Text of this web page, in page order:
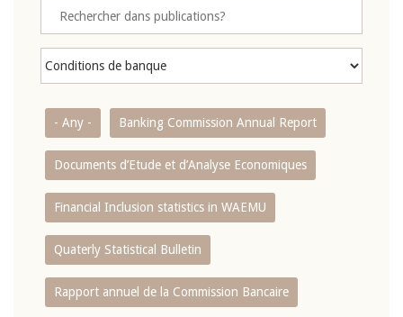
- Any - Banking Commission Annual Report
Documents d’Etude et d’Analyse Economiques
Financial Inclusion statistics in WAEMU
Quaterly Statistical Bulletin
Rapport annuel de la Commission Bancaire